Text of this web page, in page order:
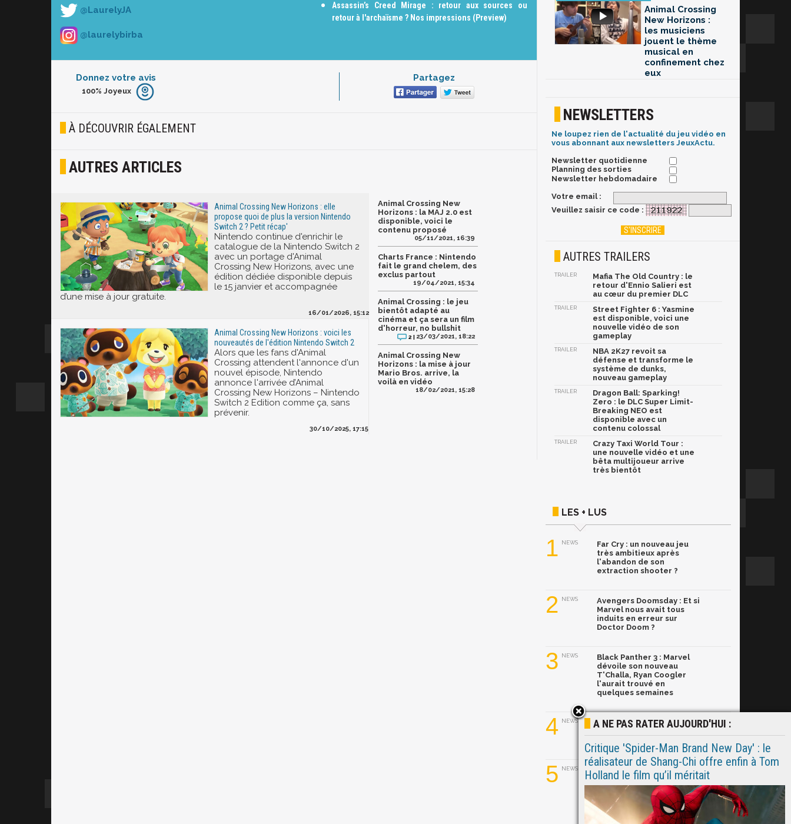
@LaurelyJA
@laurelybirba
Assassin’s Creed Mirage : retour aux sources ou
retour à l'archaïsme ? Nos impressions (Preview)
Donnez votre avis
Furieux
Joyeux
100% Joyeux
Partagez
À DÉCOUVRIR ÉGALEMENT
AUTRES ARTICLES
Animal Crossing New Horizons : elle
propose quoi de plus la version Nintendo
Switch 2 ? Petit récap'
Nintendo continue d'enrichir le
catalogue de la Nintendo Switch 2
avec un portage d'Animal
Crossing New Horizons, avec une
édition dédiée disponible depuis
le 15 janvier et accompagnée
d’une mise à jour gratuite.
16/01/2026, 15:12
Animal Crossing New Horizons : voici les
nouveautés de l'édition Nintendo Switch 2
Alors que les fans d'Animal
Crossing attendent l'annonce d'un
nouvel épisode, Nintendo
annonce l'arrivée d’Animal
Crossing New Horizons – Nintendo
Switch 2 Edition comme ça, sans
prévenir.
30/10/2025, 17:15
Animal Crossing New
Horizons : la MAJ 2.0 est
disponible, voici le
contenu proposé
05/11/2021, 16:39
Charts France : Nintendo
fait le grand chelem, des
exclus partout
19/04/2021, 15:34
Animal Crossing : le jeu
bientôt adapté au
cinéma et ça sera un film
d'horreur, no bullshit
2 | 23/03/2021, 18:22
Animal Crossing New
Horizons : la mise à jour
Mario Bros. arrive, la
voilà en vidéo
18/02/2021, 15:28
Animal Crossing
New Horizons :
les musiciens
jouent le thème
musical en
confinement chez
eux
NEWSLETTERS
Ne loupez rien de l'actualité du jeu vidéo en
vous abonnant aux newsletters JeuxActu.
Newsletter quotidienne
Planning des sorties
Newsletter hebdomadaire
Votre email :
Veuillez saisir ce code :
AUTRES TRAILERS
TRAILER
Mafia The Old Country : le
retour d'Ennio Salieri est
au cœur du premier DLC
TRAILER
Street Fighter 6 : Yasmine
est disponible, voici une
nouvelle vidéo de son
gameplay
TRAILER
NBA 2K27 revoit sa
défense et transforme le
système de dunks,
nouveau gameplay
TRAILER
Dragon Ball: Sparking!
Zero : le DLC Super Limit-
Breaking NEO est
disponible avec un
contenu colossal
TRAILER
Crazy Taxi World Tour :
une nouvelle vidéo et une
bêta multijoueur arrive
très bientôt
LES + LUS
1 NEWS
Far Cry : un nouveau jeu
très ambitieux après
l'abandon de son
extraction shooter ?
2 NEWS
Avengers Doomsday : Et si
Marvel nous avait tous
induits en erreur sur
Doctor Doom ?
3 NEWS
Black Panther 3 : Marvel
dévoile son nouveau
T'Challa, Ryan Coogler
l'aurait trouvé en
quelques semaines
4 NEWS
Ghost Rider dans le MCU :
5 NEWS
Ryan Gosling a convaincu
Marvel de relancer Ghost
Rider avec son propre
pitch ! Explications.
A NE PAS RATER AUJOURD'HUI :
Critique 'Spider-Man Brand New Day' : le
réalisateur de Shang-Chi offre enfin à Tom
Holland le film qu’il méritait